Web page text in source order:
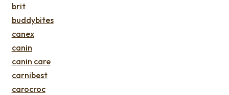
brit
buddybites
canex
canin
canin care
carnibest
carocroc